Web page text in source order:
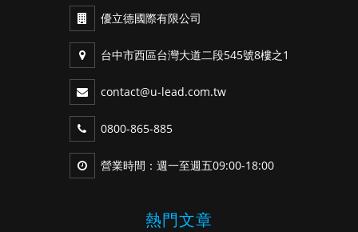
優立德國際有限公司
台中市西區台灣大道二段545號8樓之1
contact@u-lead.com.tw
0800-865-885
營業時間：週一至週五09:00-18:00
熱門文章